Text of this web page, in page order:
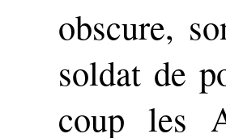
obscure,
soldat de
coup les